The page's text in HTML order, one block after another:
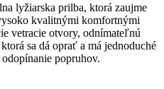
lyžiarska prilba, ktorá zaujme
kvalitnými komfortnými
vetracie otvory, odnímateľnú
sa dá oprať a má jednoduché
popruhov.